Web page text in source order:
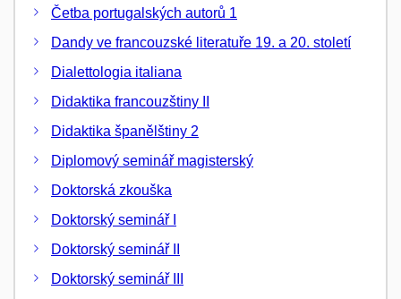
Četba portugalských autorů 1
Dandy ve francouzské literatuře 19. a 20. století
Dialettologia italiana
Didaktika francouzštiny II
Didaktika španělštiny 2
Diplomový seminář magisterský
Doktorská zkouška
Doktorský seminář I
Doktorský seminář II
Doktorský seminář III